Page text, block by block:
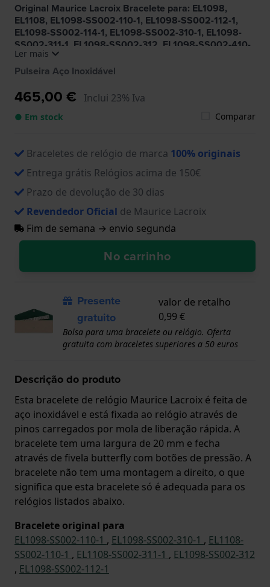
Original Maurice Lacroix Bracelete para: EL1098,
EL1108, EL1098-SS002-110-1, EL1098-SS002-112-1,
EL1098-SS002-114-1, EL1098-SS002-310-1, EL1098-
SS002-311-1, EL1098-SS002-312, EL1098-SS002-410-
1, EL1098-SS006-420-1, EL1098-SS006-620-1, EL1108-
SS002-110-1, EL1108-SS002-311-1
Ler mais
Pulseira Aço Inoxidável
465,00 € Inclui 23% Iva
● Em stock Comparar
Braceletes de relógio de marca 100% originais
Entrega grátis Relógios acima de 150€
Prazo de devolução de 30 dias
Revendedor Oficial de Maurice Lacroix
Fim de semana → envio segunda
No carrinho
Presente
gratuito
valor de retalho
0,99 €
Bolsa para uma bracelete ou relógio. Oferta
gratuita com braceletes superiores a 50 euros
Descrição do produto
Esta bracelete de relógio Maurice Lacroix é feita de
aço inoxidável e está fixada ao relógio através de
pinos carregados por mola de liberação rápida. A
bracelete tem uma largura de 20 mm e fecha
através de fivela butterfly com botões de pressão. A
bracelete não tem uma montagem a direito, o que
significa que esta bracelete só é adequada para os
relógios listados abaixo.
Bracelete original para
EL1098-SS002-110-1 , EL1098-SS002-310-1 , EL1108-
SS002-110-1 , EL1108-SS002-311-1 , EL1098-SS002-312
, EL1098-SS002-112-1